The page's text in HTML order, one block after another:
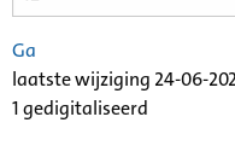
Ga
laatste wijziging 24-06-
1 gedigitaliseerd